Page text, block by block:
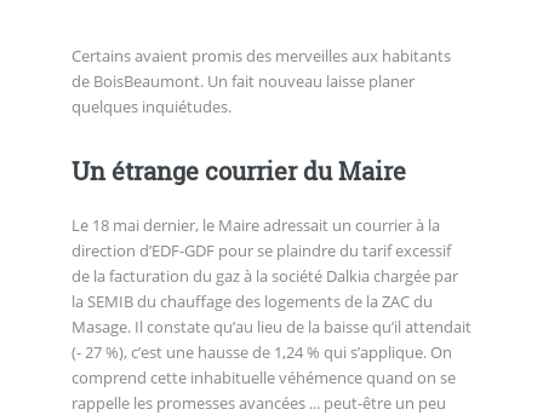
Certains avaient promis des merveilles aux habitants
de BoisBeaumont. Un fait nouveau laisse planer
quelques inquiétudes.
Un étrange courrier du Maire
Le 18 mai dernier, le Maire adressait un courrier à la
direction d’EDF-GDF pour se plaindre du tarif excessif
de la facturation du gaz à la société Dalkia chargée par
la SEMIB du chauffage des logements de la ZAC du
Masage. Il constate qu’au lieu de la baisse qu’il attendait
(- 27 %), c’est une hausse de 1,24 % qui s’applique. On
comprend cette inhabituelle véhémence quand on se
rappelle les promesses avancées ... peut-être un peu